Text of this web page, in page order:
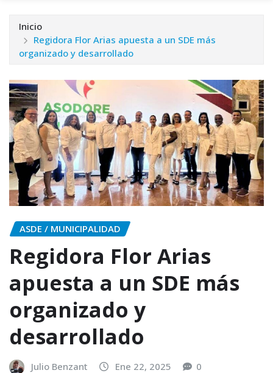
Inicio
Regidora Flor Arias apuesta a un SDE más
organizado y desarrollado
ASDE / MUNICIPALIDAD
Regidora Flor Arias
apuesta a un SDE más
organizado y
desarrollado
Julio Benzant Ene 22, 2025 0